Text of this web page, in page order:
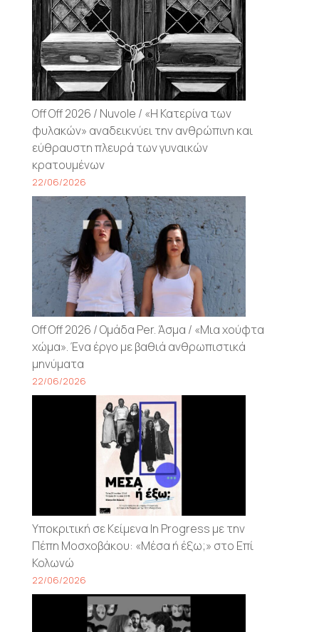
Off Off 2026 / Nuvole / «Η Κατερίνα των
φυλακών» αναδεικνύει την ανθρώπινη και
εύθραυστη πλευρά των γυναικών
κρατουμένων
22/06/2026
Off Off 2026 / Ομάδα Per. Άσμα / «Μια χούφτα
χώμα». Ένα έργο με βαθιά ανθρωπιστικά
μηνύματα
22/06/2026
Υποκριτική σε Κείμενα In Progress με την
Πέπη Μοσχοβάκου: «Μέσα ή έξω;» στο Επί
Κολωνώ
22/06/2026